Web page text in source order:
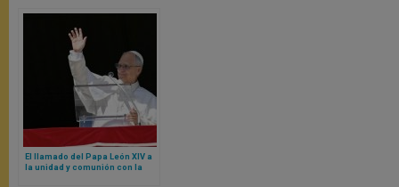
El llamado del Papa León XIV a
la unidad y comunión con la